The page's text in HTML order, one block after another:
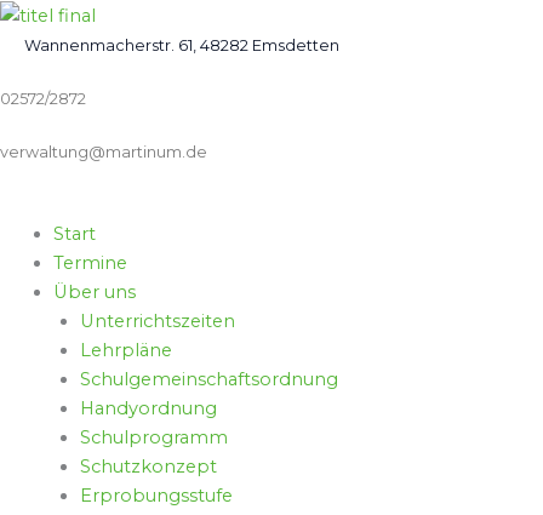
Zum
InhaltWannenmacherstr. 61, 48282 Emsdetten
02572/2872
verwaltung@martinum.de
Start
Termine
Über uns
Unterrichtszeiten
Lehrpläne
Schulgemeinschaftsordnung
Handyordnung
Schulprogramm
Schutzkonzept
Erprobungsstufe